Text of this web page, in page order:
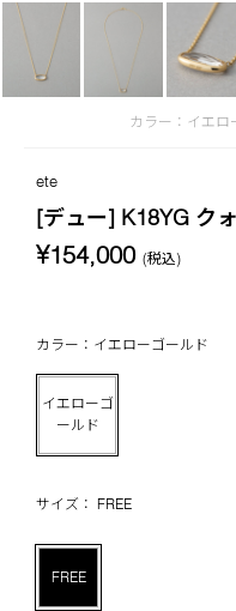
カラー：イエロ
ete
[デュー] K18YG ク
¥154,000 (税込)
カラー：イエローゴールド
イエローゴ
ールド
サイズ： FREE
FREE